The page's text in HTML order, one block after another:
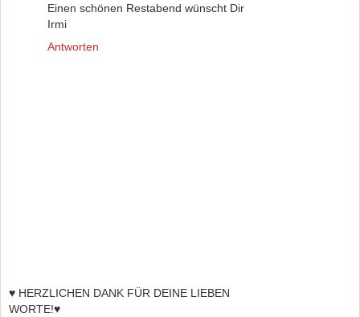
Einen schönen Restabend wünscht Dir
Irmi
Antworten
♥ HERZLICHEN DANK FÜR DEINE LIEBEN
WORTE!♥